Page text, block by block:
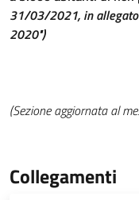
31/03/2021, in allegato
2020")
(Sezione aggiornata al
Collegamenti